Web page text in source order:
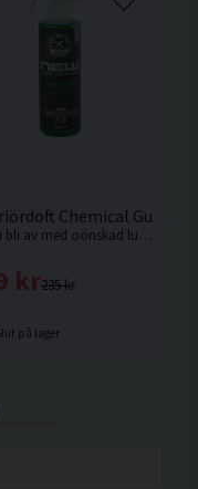
Margarita 473ml
Chemical Guys
Vill du bli av med oönskad lukt eller är du bara trött på den konstgjorda och kortlivade lukten av doftträd som hänger på spegeln?
235 kr
kr
på lager